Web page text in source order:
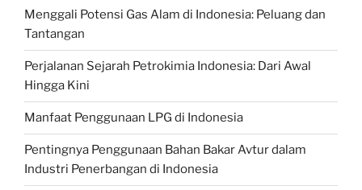
Menggali Potensi Gas Alam di Indonesia: Peluang dan
Tantangan
Perjalanan Sejarah Petrokimia Indonesia: Dari Awal
Hingga Kini
Manfaat Penggunaan LPG di Indonesia
Pentingnya Penggunaan Bahan Bakar Avtur dalam
Industri Penerbangan di Indonesia